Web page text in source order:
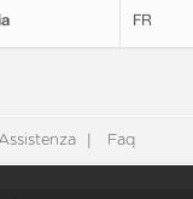
FR
Assistenza Faq